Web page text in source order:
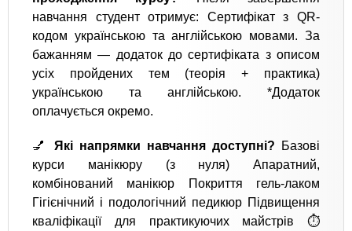
навчання студент отримує: Сертифікат з QR-
кодом українською та англійською мовами. За
бажанням — додаток до сертифіката з описом
усіх пройдених тем (теорія + практика)
українською та англійською. *Додаток
оплачується окремо.
💅 Які напрямки навчання доступні? Базові
курси манікюру (з нуля) Апаратний,
комбінований манікюр Покриття гель-лаком
Гігієнічний і подологічний педикюр Підвищення
кваліфікації для практикуючих майстрів ⏱